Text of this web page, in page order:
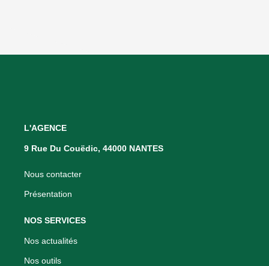
L'AGENCE
9 Rue Du Couëdic, 44000 NANTES
Nous contacter
Présentation
NOS SERVICES
Nos actualités
Nos outils